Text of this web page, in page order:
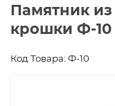
Памятник
крошки Ф-10
Код Товара: Ф-10